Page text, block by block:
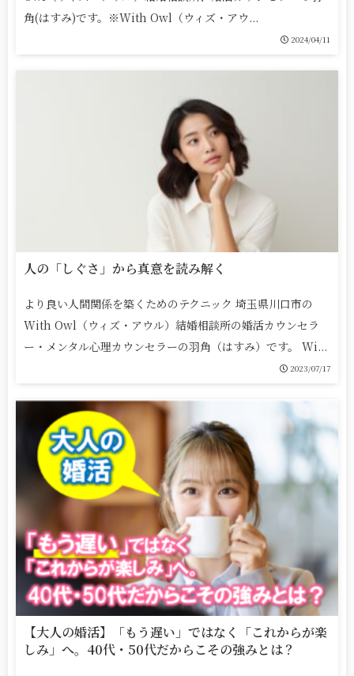
角(はすみ)です。※With Owl（ウィズ・アウ...
2024/04/11
人の「しぐさ」から真意を読み解く
より良い人間関係を築くためのテクニック 埼玉県川口市の
With Owl（ウィズ・アウル）結婚相談所の婚活カウンセラ
ー・メンタル心理カウンセラーの羽角（はすみ）です。 Wi...
2023/07/17
【大人の婚活】「もう遅い」ではなく「これからが楽
しみ」へ。40代・50代だからこその強みとは？